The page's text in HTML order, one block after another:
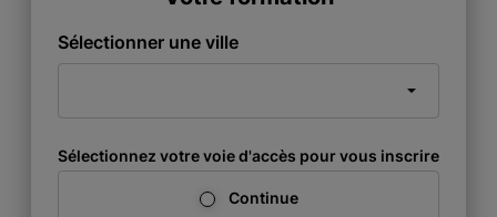
Sélectionner une ville
Sélectionnez votre voie d'accès pour vous inscrire
Continue